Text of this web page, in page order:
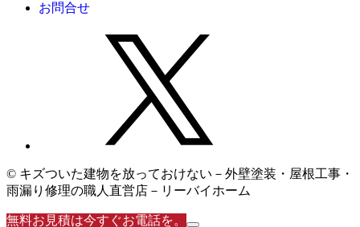
お問合せ
© キズついた建物を放っておけない－外壁塗装・屋根工事・
雨漏り修理の職人直営店－リーバイホーム
無料お見積は今すぐお電話を。